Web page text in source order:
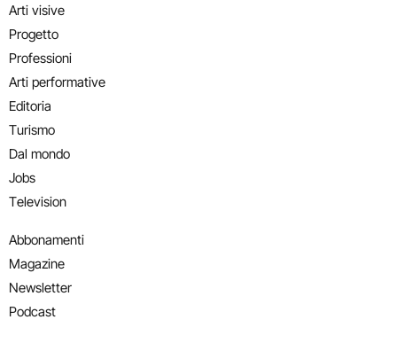
Arti visive
Progetto
Professioni
Arti performative
Editoria
Turismo
Dal mondo
Jobs
Television
Abbonamenti
Magazine
Newsletter
Podcast